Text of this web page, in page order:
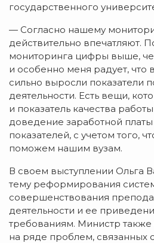
государственного
— Согласно нашему
действительно впечатляют.
мониторинга цифры выше,
и особенно меня радует, что
сильно выросли показатели
деятельности. Есть вещи,
и показатель качества
доведение заработной
показателей, с учетом того,
поможем нашим вузам.
В своем выступлении Ольга
тему реформирования
совершенствования
деятельности и ее
требованиям. Министр также
на ряде проблем, связанных